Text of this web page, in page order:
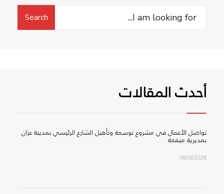
Search
Search
أحدث المقالات
تواصل الأعمال في مشروع توسعة وتأهيل الشارع الرئيسي بمدينة عزان
بمديرية ميفعة
06/08/2026